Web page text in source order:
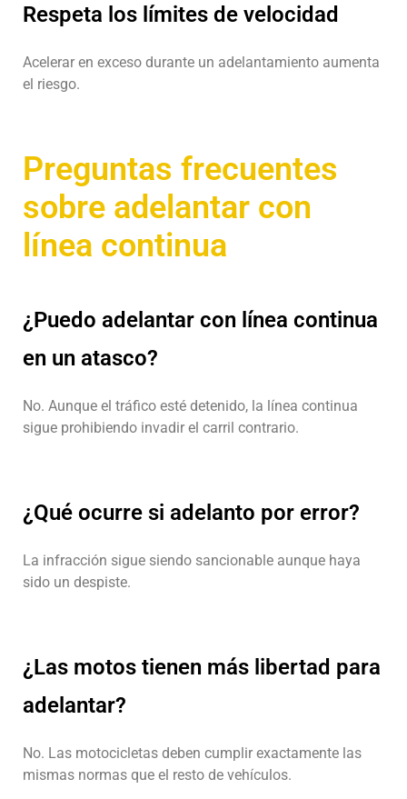
Respeta los límites de velocidad
Acelerar en exceso durante un adelantamiento aumenta
el riesgo.
Preguntas frecuentes
sobre adelantar con
línea continua
¿Puedo adelantar con línea continua
en un atasco?
No. Aunque el tráfico esté detenido, la línea continua
sigue prohibiendo invadir el carril contrario.
¿Qué ocurre si adelanto por error?
La infracción sigue siendo sancionable aunque haya
sido un despiste.
¿Las motos tienen más libertad para
adelantar?
No. Las motocicletas deben cumplir exactamente las
mismas normas que el resto de vehículos.